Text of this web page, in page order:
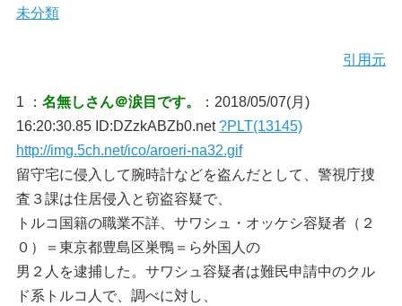
未分類
引用元
1 ： 名無しさん＠涙目です。
：2018/05/07(月)
16:20:30.85 ID:DZzkABZb0.net?PLT(13145)
http://img.5ch.net/ico/aroeri-na32.gif
留守宅に侵入して腕時計などを盗んだとして、警視庁捜
査３課は住居侵入と窃盗容疑で、
トルコ国籍の職業不詳、サワシュ・オッケシ容疑者（２
０）＝東京都豊島区巣鴨＝ら外国人の
男２人を逮捕した。サワシュ容疑者は難民申請中のクル
ド系トルコ人で、調べに対し、